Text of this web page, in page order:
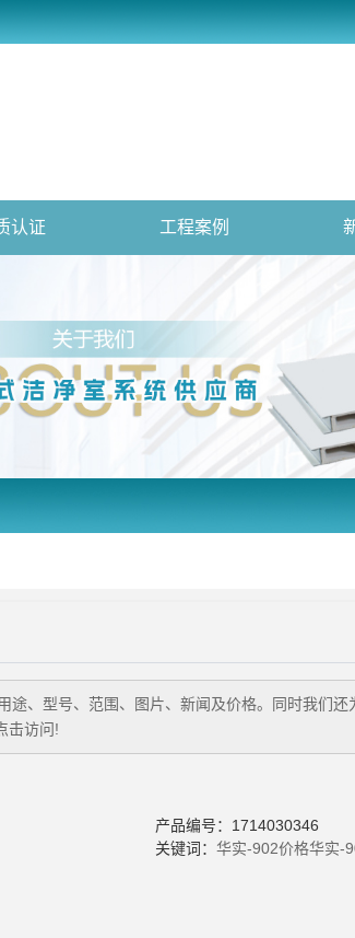
认证 工程案例
途、型号、范围、图片、新闻及价格。同时我们还
击访问!
产品编号：1714030346
关键词： 华实-902价格华实-